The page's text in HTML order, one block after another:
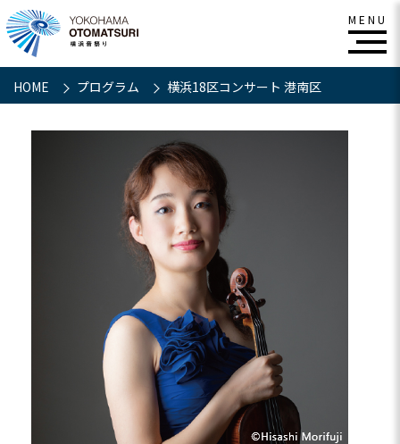
HOME プログラム 横浜18区コンサート 港南区